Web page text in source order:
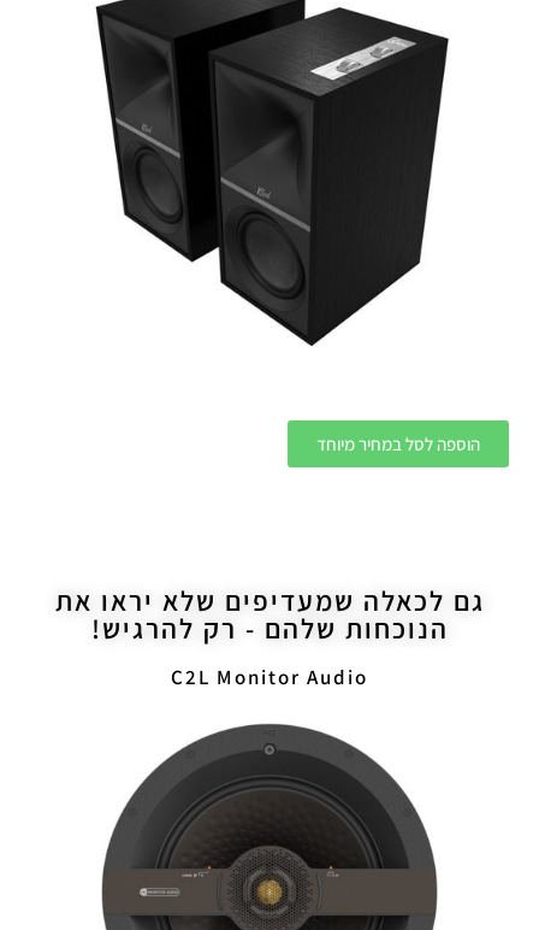
הוספה לסל במחיר מיוחד
גם לכאלה שמעדיפים שלא יראו את
הנוכחות שלהם - רק להרגיש!
C2L Monitor Audio